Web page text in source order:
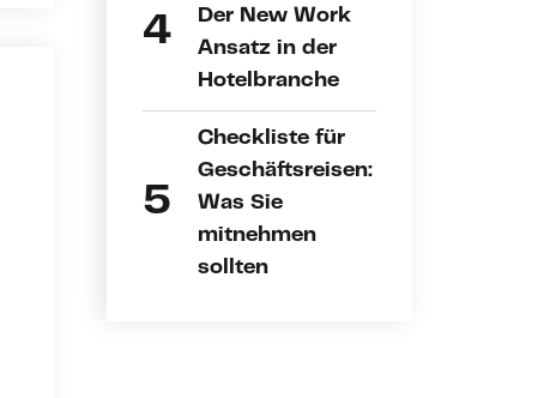
Der New Work
Ansatz in der
Hotelbranche
Checkliste für
Geschäftsreisen:
Was Sie
mitnehmen
sollten